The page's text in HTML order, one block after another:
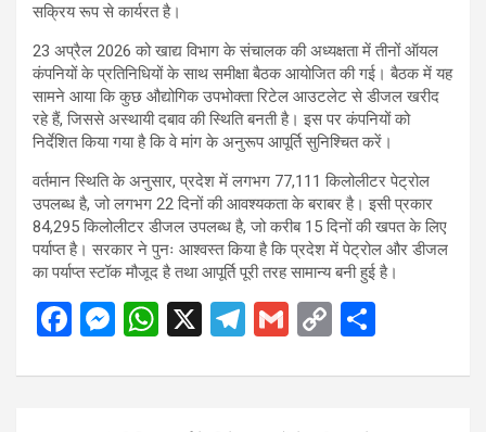
सक्रिय रूप से कार्यरत है।
23 अप्रैल 2026 को खाद्य विभाग के संचालक की अध्यक्षता में तीनों ऑयल
कंपनियों के प्रतिनिधियों के साथ समीक्षा बैठक आयोजित की गई। बैठक में यह
सामने आया कि कुछ औद्योगिक उपभोक्ता रिटेल आउटलेट से डीजल खरीद
रहे हैं, जिससे अस्थायी दबाव की स्थिति बनती है। इस पर कंपनियों को
निर्देशित किया गया है कि वे मांग के अनुरूप आपूर्ति सुनिश्चित करें।
वर्तमान स्थिति के अनुसार, प्रदेश में लगभग 77,111 किलोलीटर पेट्रोल
उपलब्ध है, जो लगभग 22 दिनों की आवश्यकता के बराबर है। इसी प्रकार
84,295 किलोलीटर डीजल उपलब्ध है, जो करीब 15 दिनों की खपत के लिए
पर्याप्त है। सरकार ने पुनः आश्वस्त किया है कि प्रदेश में पेट्रोल और डीजल
का पर्याप्त स्टॉक मौजूद है तथा आपूर्ति पूरी तरह सामान्य बनी हुई है।
F
ce
M
se
n
W
at
X
T
e
G
ail
C
py ar
e